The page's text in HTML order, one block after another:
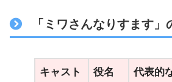
「ミワさんなりすます
キャスト 役名 代表的